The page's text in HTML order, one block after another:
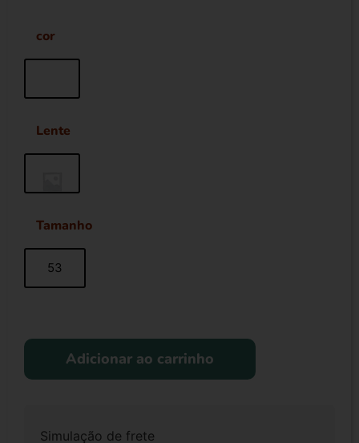
cor
Lente
Tamanho
53
Adicionar ao carrinho
Simulação de frete